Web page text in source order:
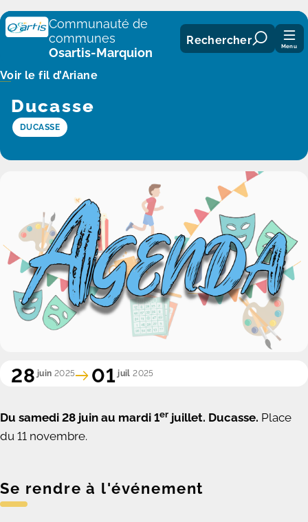
Panneau de gestion des cookies
Communauté de
communes
Osartis-Marquion
Rechercher Menu
Voir le fil d’Ariane
Ducasse
DUCASSE
28 juin 2025 01 juil 2025
Du samedi 28 juin au mardi 1er juillet. Ducasse. Place
du 11 novembre.
Se rendre à l'événement